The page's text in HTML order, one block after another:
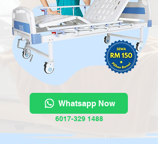
Whatsapp Now
6017-329 1488